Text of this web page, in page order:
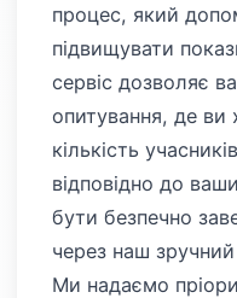
процес, який
підвищувати
сервіс дозволяє
опитування, де ви
кількість
відповідно до
бути безпечно
через наш зручний
Ми надаємо